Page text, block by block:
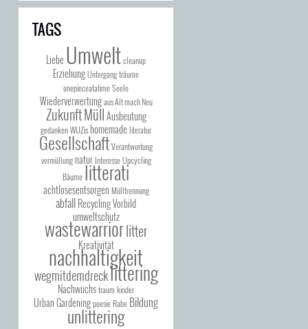
TAGS
Liebe Umweltcleanup
ErziehungUntergangträume
onepieceatatimeSeele
Wiederverwertungaus Alt mach Neu
ZukunftMüllAusbeutung
gedankenWUZishomemade literatur
GesellschaftVerantwortung
vermüllungnaturInteresseUpcycling
Bäumelitterati
achtlosesentsorgen Mülltrennung
abfallRecyclingVorbild
umweltschutz
wastewarriorlitter
Kreativität
nachhaltigkeit
wegmitdemdrecklittering
Nachwuchstraumkinder
Urban Gardeningpoesie Rabe Bildung
unlittering